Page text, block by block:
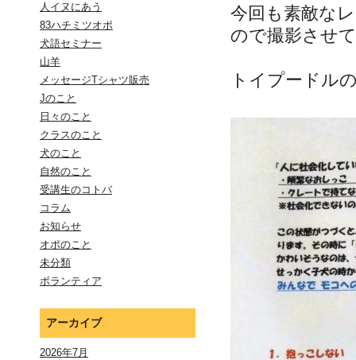
人イヌにあう
83ハチミツオポ
犬語セミナー
山羊
メッセージTシャツ販売
Jのこと
日々のこと
クラスのこと
犬のこと
自然のこと
受講生のコトバ
コラム
お知らせ
オポのこと
未分類
ボランティア
アーカイブ
2026年7月
今回も素敵な
ので撮影させ
トイプードル